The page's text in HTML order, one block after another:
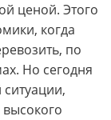
ценой. Этого
когда
по
Но сегодня